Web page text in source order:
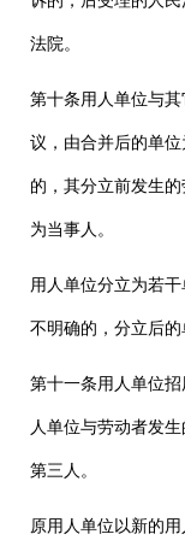
法院。
第十条用人单位与
议，由合并后的单位
的，其分立前发生
为当事人。
用人单位分立为若
不明确的，分立后的
第十一条用人单位
人单位与劳动者发
第三人。
原用人单位以新的